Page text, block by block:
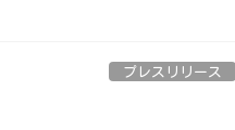
プレスリリース